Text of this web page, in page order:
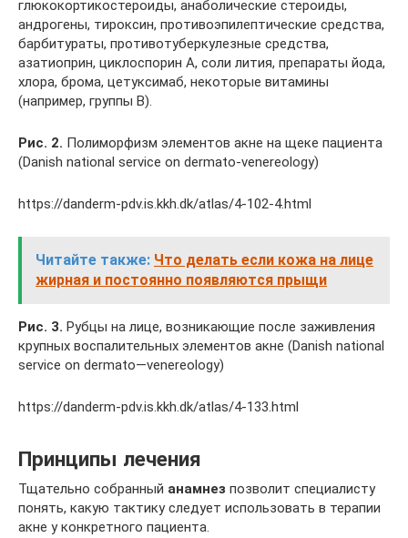
глюкокортикостероиды, анаболические стероиды,
андрогены, тироксин, противоэпилептические средства,
барбитураты, противотуберкулезные средства,
азатиоприн, циклоспорин А, соли лития, препараты йода,
хлора, брома, цетуксимаб, некоторые витамины
(например, группы В).
Рис. 2. Полиморфизм элементов акне на щеке пациента
(Danish national service on dermato-venereology)
https://danderm-pdv.is.kkh.dk/atlas/4-102-4.html
Читайте также: Что делать если кожа на лице
жирная и постоянно появляются прыщи
Рис. 3. Рубцы на лице, возникающие после заживления
крупных воспалительных элементов акне (Danish national
service on dermato—venereology)
https://danderm-pdv.is.kkh.dk/atlas/4-133.html
Принципы лечения
Тщательно собранный анамнез позволит специалисту
понять, какую тактику следует использовать в терапии
акне у конкретного пациента.